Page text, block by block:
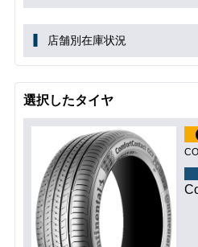
店舗別在庫状況
選択したタイヤ